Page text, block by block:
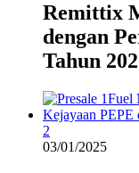
Remittix
dengan
Tahun
2
03/01/2025